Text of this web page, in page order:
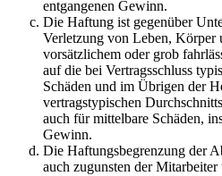
entgangenen Gewinn.
Die Haftung ist gegenüber
Verletzung von Leben, Körper
vorsätzlichem oder grob
auf die bei Vertragsschluss
Schäden und im Übrigen der
vertragstypischen
auch für mittelbare Schäden,
Gewinn.
Die Haftungsbegrenzung der
auch zugunsten der